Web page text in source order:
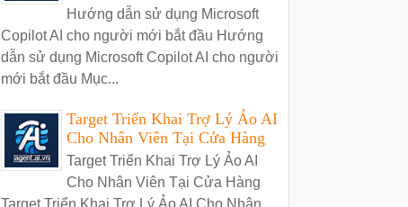
Hướng dẫn sử dụng Microsoft
Copilot AI cho người mới bắt đầu Hướng
dẫn sử dụng Microsoft Copilot AI cho người
mới bắt đầu Mục...
Target Triển Khai Trợ Lý Ảo AI
Cho Nhân Viên Tại Cửa Hàng
Target Triển Khai Trợ Lý Ảo AI
Cho Nhân Viên Tại Cửa Hàng